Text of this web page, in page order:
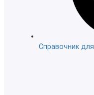
Справочник